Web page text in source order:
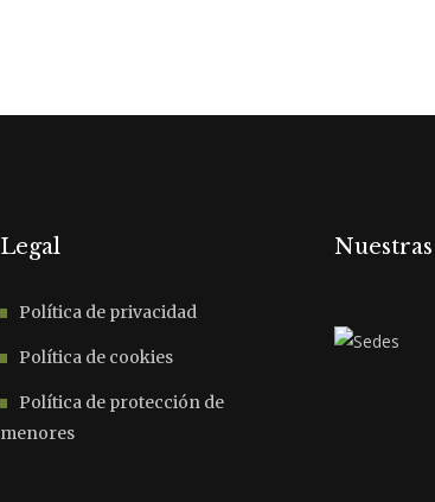
Legal
Política de privacidad
Política de cookies
Política de protección de
menores
Nuestras